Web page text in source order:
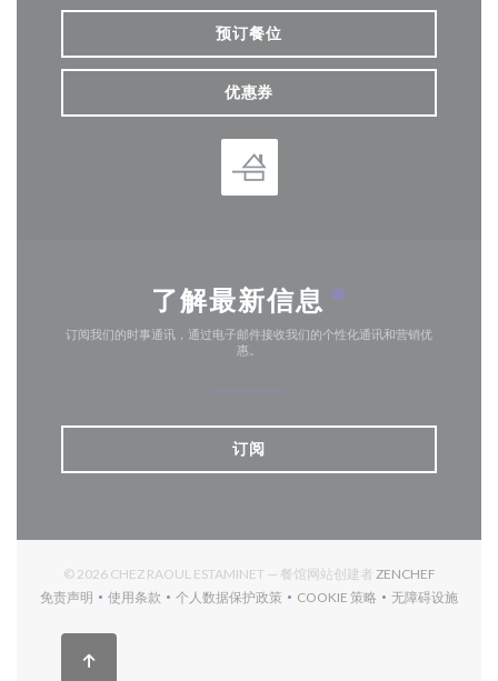
预订餐位
优惠券
了解最新信息 *
订阅我们的时事通讯，通过电子邮件接收我们的个性化通讯和营销优
惠。
订阅
© 2026 CHEZ RAOUL ESTAMINET — 餐馆网站创建者 ZENCHEF((在新窗
免责声明
((在新窗口中打开))
使用条款
((在新窗口中打开))
个人数据保护政策
((在新窗口中打开))
COOKIE 策略
((在新窗口中打开))
无障碍设施
((在新窗口